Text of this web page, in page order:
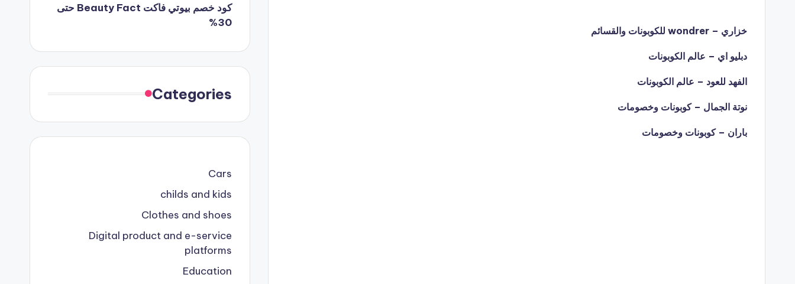
خزاري – wondrer للكوبونات والقسائم
دبليو اي – عالم الكوبونات
الفهد للعود – عالم الكوبونات
نوتة الجمال – كوبونات وخصومات
باران – كوبونات وخصومات
كود خصم بيوتي فاكت Beauty Fact حتى
30%
Categories
Cars
childs and kids
Clothes and shoes
Digital product and e-service
platforms
Education